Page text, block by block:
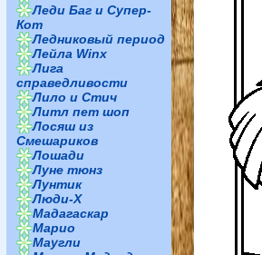
Леди Баг и Супер-
Кот
Ледниковый период
Лейла Winx
Лига
справедливости
Лило и Стич
Литл пет шоп
Лосяш из
Смешариков
Лошади
Луне тюнз
Лунтик
Люди-Х
Мадагаскар
Марио
Маугли